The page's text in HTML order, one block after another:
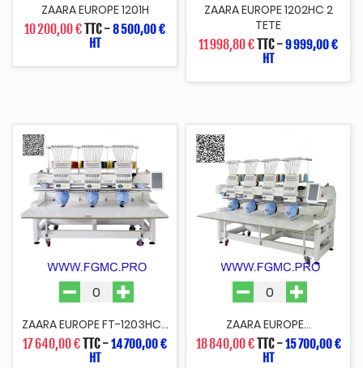
ZAARA EUROPE 1201H
10 200,00 €TTC-8 500,00 €
HT
ZAARA EUROPE 1202HC 2
TETE
11 998,80 €TTC-9 999,00 €
HT
ZAARA EUROPE FT-1203HC...
17 640,00 €TTC-14 700,00 €
HT
ZAARA EUROPE...
18 840,00 €TTC-15 700,00 €
HT